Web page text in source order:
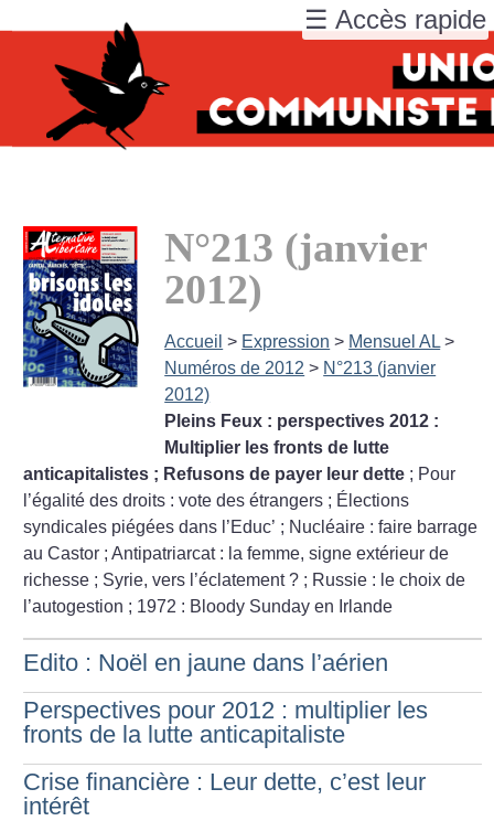
N°213 (janvier
2012)
Accueil > Expression > Mensuel AL >
Numéros de 2012 > N°213 (janvier
2012)
Pleins Feux : perspectives 2012 :
Multiplier les fronts de lutte
anticapitalistes ; Refusons de payer leur dette ; Pour
l’égalité des droits : vote des étrangers ; Élections
syndicales piégées dans l’Educ’ ; Nucléaire : faire barrage
au Castor ; Antipatriarcat : la femme, signe extérieur de
richesse ; Syrie, vers l’éclatement ? ; Russie : le choix de
l’autogestion ; 1972 : Bloody Sunday en Irlande
Edito : Noël en jaune dans l’aérien
Perspectives pour 2012 : multiplier les
fronts de la lutte anticapitaliste
Crise financière : Leur dette, c’est leur
intérêt
☰ Accès rapide